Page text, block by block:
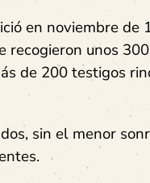
en noviembre de
recogieron unos
de 200 testigos
sin el menor